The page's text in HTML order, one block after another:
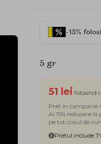
-15%
5 gr
51 lei folosind
Pret in campanie
Ai 15% reducere
pe tot coșul de
Pretul include